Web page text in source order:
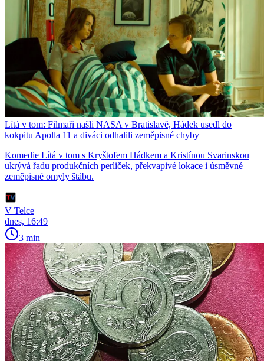
Lítá v tom: Filmaři našli NASA v Bratislavě, Hádek usedl do
kokpitu Apolla 11 a diváci odhalili zeměpisné chyby
Komedie Lítá v tom s Kryštofem Hádkem a Kristínou Svarinskou
ukrývá řadu produkčních perliček, překvapivé lokace i úsměvné
zeměpisné omyly štábu.
V Telce
dnes, 16:49
3 min